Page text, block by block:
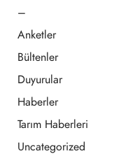
–
Anketler
Bültenler
Duyurular
Haberler
Tarım Haberleri
Uncategorized